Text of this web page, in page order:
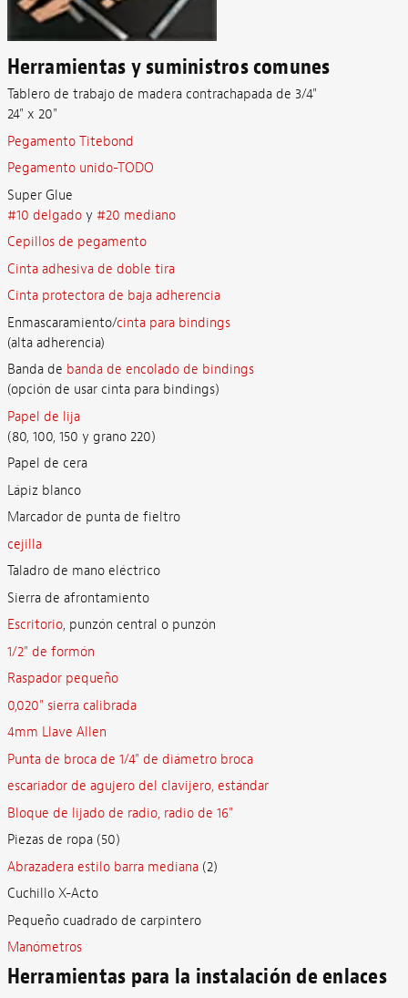
Herramientas y suministros comunes
Tablero de trabajo de madera contrachapada de 3/4"
24" x 20"
Pegamento Titebond
Pegamento unido-TODO
Super Glue
#10 delgadoy #20 mediano
Cepillos de pegamento
Cinta adhesiva de doble tira
Cinta protectora de baja adherencia
Enmascaramiento/cinta para bindings
(alta adherencia)
Banda de banda de encolado de bindings
(opción de usar cinta para bindings)
Papel de lija
(80, 100, 150 y grano 220)
Papel de cera
Lápiz blanco
Marcador de punta de fieltro
cejilla
Taladro de mano eléctrico
Sierra de afrontamiento
Escritorio, punzón central o punzón
1/2" de formón
Raspador pequeño
0,020" sierra calibrada
4mm Llave Allen
Punta de broca de 1/4" de diámetro broca
escariador de agujero del clavijero, estándar
Bloque de lijado de radio, radio de 16"
Piezas de ropa (50)
Abrazadera estilo barra mediana(2)
Cuchillo X-Acto
Pequeño cuadrado de carpintero
Manómetros
Herramientas para la instalación de enlaces